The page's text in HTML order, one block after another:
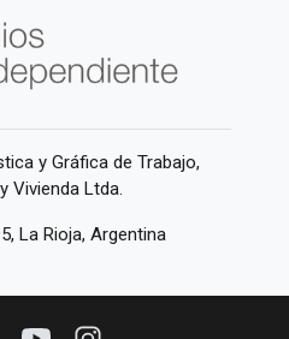
y Gráfica de Trabajo,
Vivienda Ltda.
La Rioja, Argentina